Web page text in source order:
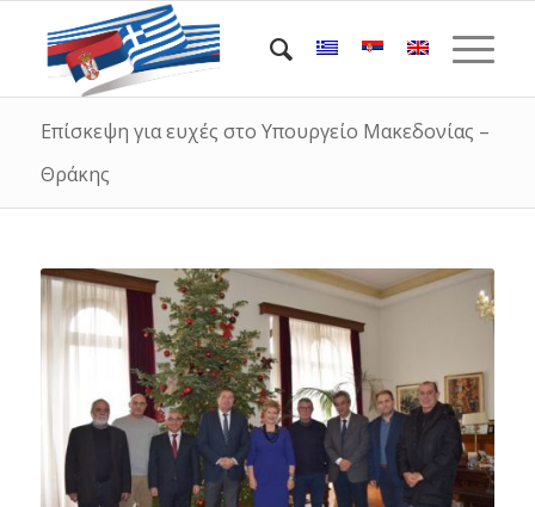
Επίσκεψη για ευχές στο Υπουργείο Μακεδονίας –
Θράκης